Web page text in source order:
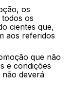
os
os
cientes que,
aos referidos
que não
e condições
não deverá